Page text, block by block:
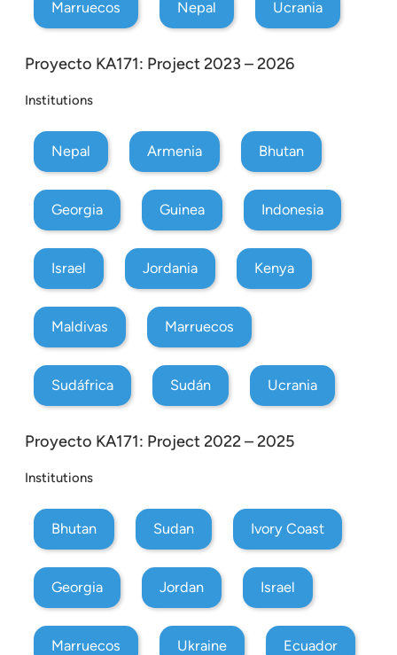
Marruecos Nepal Ucrania
Proyecto KA171: Project 2023 – 2026
Institutions
Nepal Armenia Bhutan
Georgia Guinea Indonesia
Israel Jordania Kenya
Maldivas Marruecos
Sudáfrica Sudán Ucrania
Proyecto KA171: Project 2022 – 2025
Institutions
Bhutan Sudan Ivory Coast
Georgia Jordan Israel
Marruecos Ukraine Ecuador